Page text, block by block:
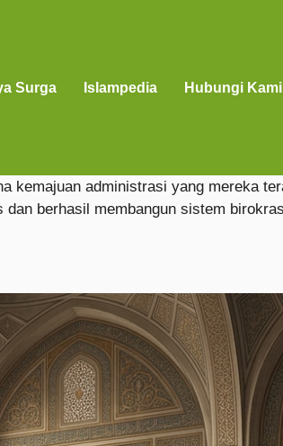
Surga Islampedia Hubungi Kami
administrasi yang mereka
berhasil membangun sistem